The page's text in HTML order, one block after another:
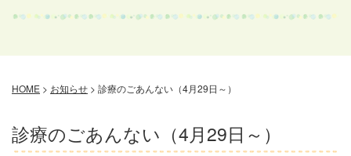
HOME > お知らせ > 診療のごあんない（4月29日～）
診療のごあんない（4月29日～）